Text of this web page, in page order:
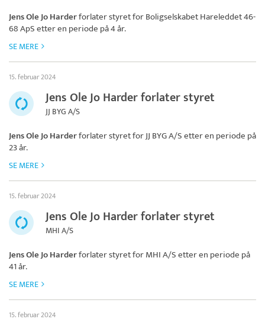
Jens Ole Jo Harderforlater styret forBoligselskabet Hareleddet 46-
68 ApSetter en periode på 4 år.
SE MERE
15. februar 2024
Jens Ole Jo Harder forlater styret
JJ BYG A/S
Jens Ole Jo Harderforlater styret forJJ BYG A/Setter en periode på
23 år.
SE MERE
15. februar 2024
Jens Ole Jo Harder forlater styret
MHI A/S
Jens Ole Jo Harderforlater styret forMHI A/Setter en periode på
41 år.
SE MERE
15. februar 2024